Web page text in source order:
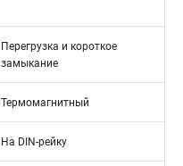
Перегрузка и короткое
замыкание
Термомагнитный
На DIN-рейку